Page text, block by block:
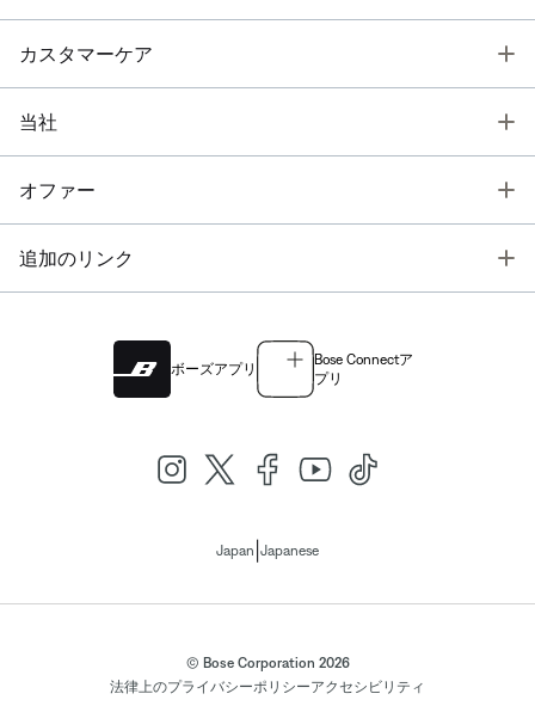
カスタマーケア
当社
オファー
追加のリンク
ボーズアプリ
Bose Connectア
プリ
Japan Japanese
© Bose Corporation 2026
法律上のプライバシーポリシーアクセシビリティ